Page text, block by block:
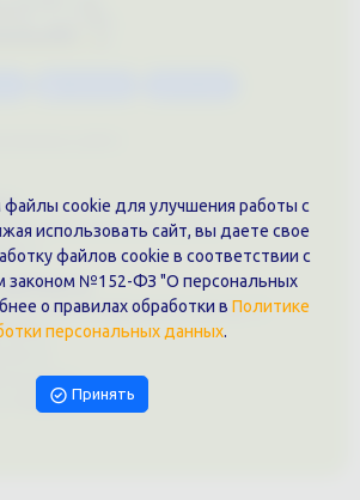
персональных данных
ул. Шоссе Нефтяников, 28, оф. 51
09-02
print.ru
Telegram
cookie для улучшения работы с
использовать сайт, вы даете свое
файлов cookie в соответствии с
№152-ФЗ "О персональных
о правилах обработки в Политике
персональных данных.
Принять